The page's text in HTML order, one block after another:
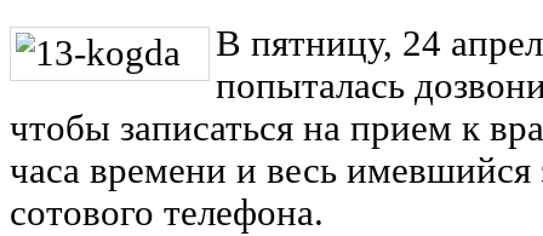
В пятницу, 24
попыталась
чтобы записаться на прием к
часа времени и весь имевшийся
сотового телефона.